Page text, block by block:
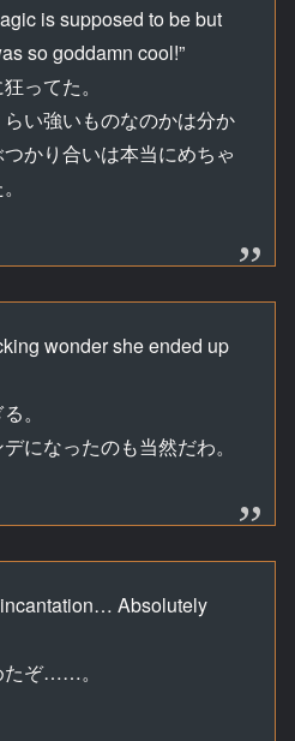
is supposed to be but
so goddamn cool!”
ってた。
い強いものなのかは分か
かり合いは本当にめちゃ
wonder she ended up
。
になったのも当然だわ。
incantation… Absolutely
たぞ……。